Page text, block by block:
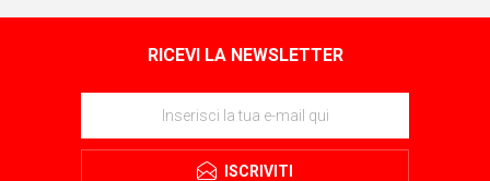
RICEVI LA NEWSLETTER
ISCRIVITI